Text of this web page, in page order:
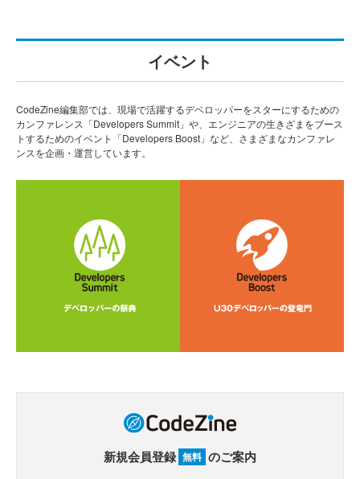
イベント
CodeZine編集部では、現場で活躍するデベロッパーをスターにするための
カンファレンス「Developers Summit」や、エンジニアの生きざまをブース
トするためのイベント「Developers Boost」など、さまざまなカンファレ
ンスを企画・運営しています。
新規会員登録 無料 のご案内